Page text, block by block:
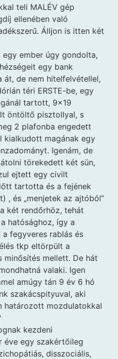
teli MALÉV gép
ellenében való
Álljon is itten két
egy ember úgy gondolta,
egy bank
át, de nem hitelfelvétellel,
téri ERSTE-be, egy
tartott, 9×19
öntöltő pisztollyal, s
2 plafonba engedett
kialkudott magának egy
Igenám, de
törekedett két sün,
ejtett egy civilt
tartotta és a fejének
, és „menjetek az ajtóból”
két rendőrhöz, tehát
hatósághoz, így a
fegyveres rablás és
tkp eltörpült a
minősítés mellett. De hát
valaki. Igen
amúgy tán 9 év 6 hó
szakácspityuval, aki
határozott mozdulatokkal
kezdeni
éve egy szakértőileg
disszociális,